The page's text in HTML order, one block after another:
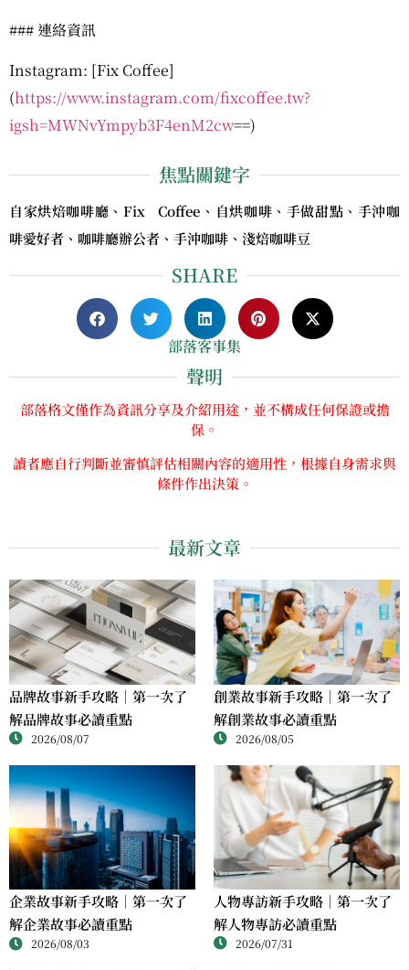
### 連絡資訊
Instagram: [Fix Coffee]
(https://www.instagram.com/fixcoffee.tw?
igsh=MWNvYmpyb3F4enM2cw==)
焦點關鍵字
自家烘焙咖啡廳、Fix Coffee、自烘咖啡、手做甜點、手沖咖
啡愛好者、咖啡廳辦公者、手沖咖啡、淺焙咖啡豆
SHARE
部落客事集
聲明
部落格文僅作為資訊分享及介紹用途，並不構成任何保證或擔
保。
讀者應自行判斷並審慎評估相關內容的適用性，根據自身需求與
條件作出決策。
最新文章
品牌故事新手攻略｜第一次了
解品牌故事必讀重點
2026/08/07
創業故事新手攻略｜第一次了
解創業故事必讀重點
2026/08/05
企業故事新手攻略｜第一次了
解企業故事必讀重點
2026/08/03
人物專訪新手攻略｜第一次了
解人物專訪必讀重點
2026/07/31